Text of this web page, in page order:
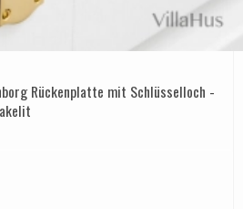
Rückenplatte mit Schlüsselloch -